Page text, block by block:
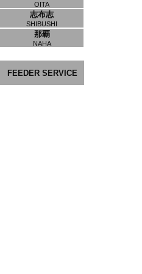
OITA
志布志
SHIBUSHI
那覇
NAHA
FEEDER SERVICE